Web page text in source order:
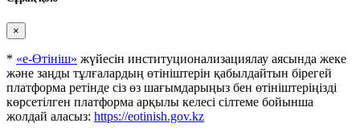
×
* «е-Өтініш» жүйесін институционализациялау аясында жеке
және заңды тұлғалардың өтініштерін қабылдайтын бірегей
платформа ретінде сіз өз шағымдарыңыз бен өтініштеріңізді
көрсетілген платформа арқылы келесі сілтеме бойынша
жолдай аласыз: https://eotinish.gov.kz